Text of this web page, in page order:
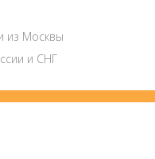
из Москвы
и СНГ